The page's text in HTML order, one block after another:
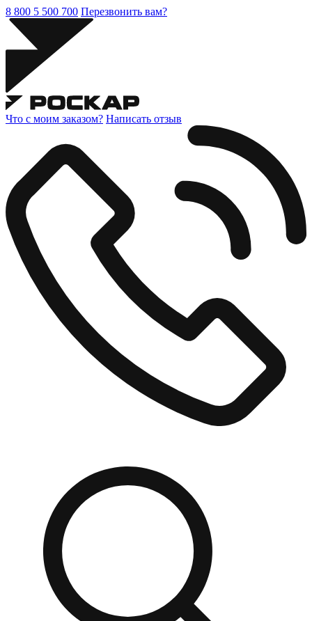
8 800 5 500 700 Перезвонить вам?
Что с моим заказом? Написать отзыв